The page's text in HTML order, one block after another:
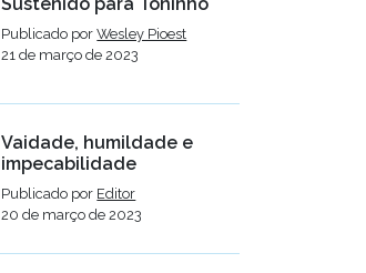
Publicado porWesley Pioest
21 de março de 2023
Vaidade, humildade e
impecabilidade
Publicado por Editor
20 de março de 2023